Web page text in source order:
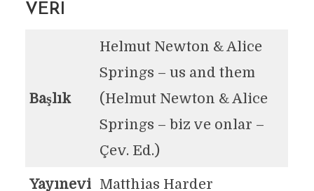
VERI
Başlık
Helmut Newton & Alice
Springs – us and them
(Helmut Newton & Alice
Springs – biz ve onlar –
Çev. Ed.)
Yayınevi Matthias Harder